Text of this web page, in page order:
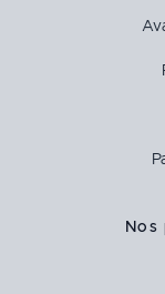
Nos